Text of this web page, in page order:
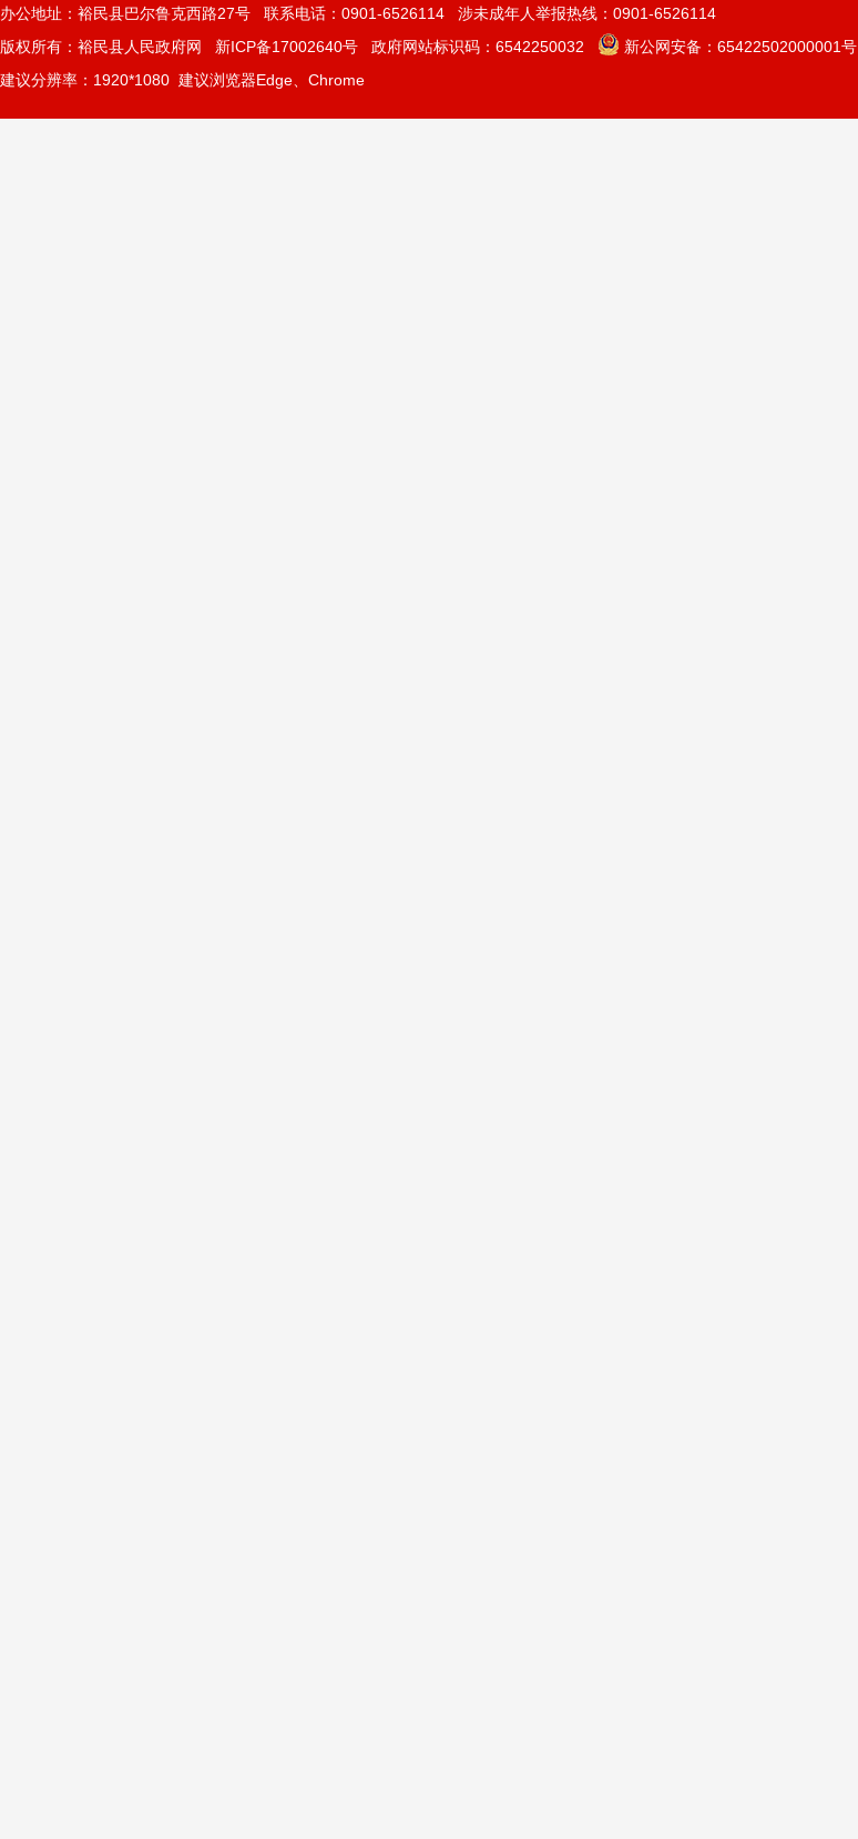
办公地址：裕民县巴尔鲁克西路27号 联系电话：0901-6526114 涉未成年人举报热线：0901-6526114
版权所有：裕民县人民政府网 新ICP备17002640号 政府网站标识码：6542250032 新公网安备： 65422502000001号
建议分辨率：1920*1080 建议浏览器Edge、Chrome